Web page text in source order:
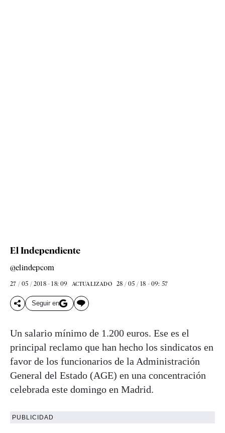
El Independiente
@elindepcom
27 / 05 / 2018 - 18: 09 ACTUALIZADO 28 / 05 / 18 - 09: 57
Seguir en
Un salario mínimo de 1.200 euros. Ese es el
principal reclamo que han hecho los sindicatos en
favor de los funcionarios de la Administración
General del Estado (AGE) en una concentración
celebrada este domingo en Madrid.
PUBLICIDAD